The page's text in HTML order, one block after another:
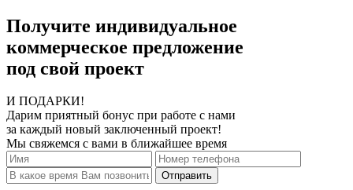
Получите индивидуальное
коммерческое предложение
под свой проект
И ПОДАРКИ!
Дарим приятный бонус при работе с нами
за каждый новый заключенный проект!
Мы свяжемся с вами в ближайшее время
Отправить